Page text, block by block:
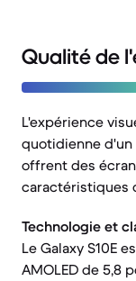
Qualité de
L'expérience
quotidienne d'un
offrent des
caractéristiques
Technologie et
Le Galaxy S10E
AMOLED de 5,8